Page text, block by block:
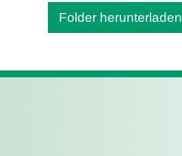
Folder herunterladen